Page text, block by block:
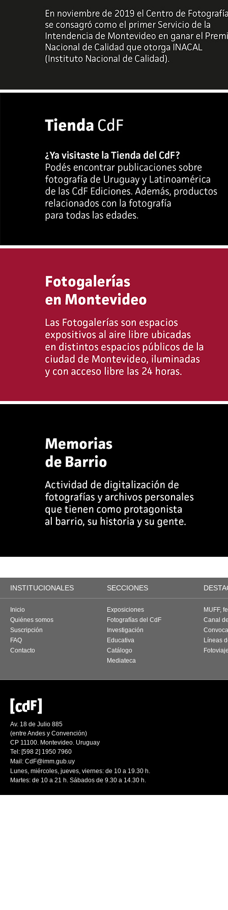
INSTITUCIONALES SECCIONES
Inicio
Quiénes somos
Suscripción
FAQ
Contacto
Exposiciones
Fotografías del CdF
Investigación
Educativa
Catálogo
Mediateca
MUFF,
Canal
Líneas
Av. 18 de Julio 885
(entre Andes y Convención)
CP 11100. Montevideo. Uruguay
Tel: [598 2] 1950 7960
Mail: CdF@imm.gub.uy
Lunes, miércoles, jueves, viernes: de 10 a 19.30 h.
Martes: de 10 a 21 h. Sábados de 9.30 a 14.30 h.